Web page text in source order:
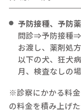
予防接種、予防
問診⇒予防接種
お渡し、薬剤処
以下の犬、狂犬
月、検査なしの
※診察にかかる料
の料金を積み上げ